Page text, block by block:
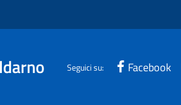
Seguici su: Facebook